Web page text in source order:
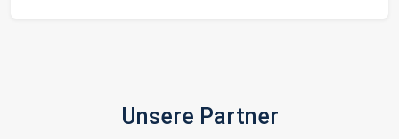
Unsere Partner